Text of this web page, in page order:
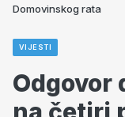
Domovinskog rata
VIJESTI
Odgovor